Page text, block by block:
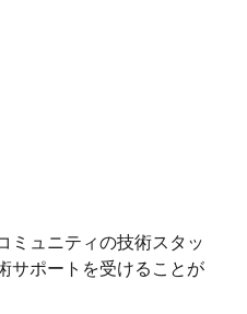
ミュニティの技術スタッ
サポートを受けることが